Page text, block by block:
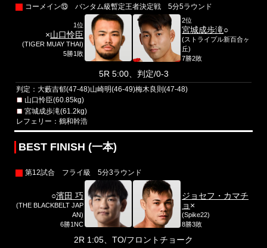
コーメイン⑬ バンタム級暫定王者決定戦 5分5ラウンド
1位
×山口怜臣
(TIGER MUAY THAI)
5勝1敗
2位
宮城成歩滝○
(ストライプル新百合ヶ
丘)
7勝2敗
5R 5:00、判定/0-3
判定：大藪吉郁(47-48)山崎明(46-49)梅木良則(47-48)
山口怜臣(60.85kg)
宮城成歩滝(61.2kg)
レフェリー：鶴和幹浩
BEST FINISH (一本)
第12試合 フライ級 5分3ラウンド
○濱田 巧
(THE BLACKBELT JAP
AN)
6勝1NC
ジョセフ・カマチ
ョ ×
(Spike22)
8勝3敗
2R 1:05、TO/フロントチョーク